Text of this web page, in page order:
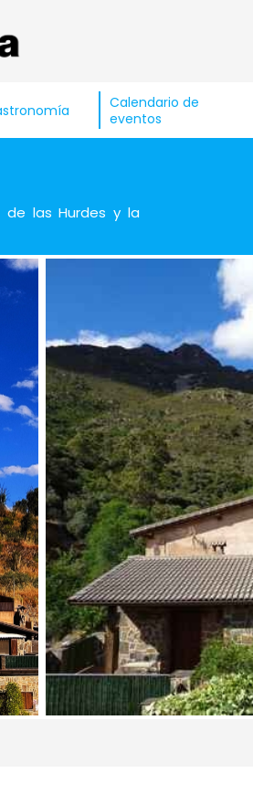
Calendario de
eventos
las Hurdes y la